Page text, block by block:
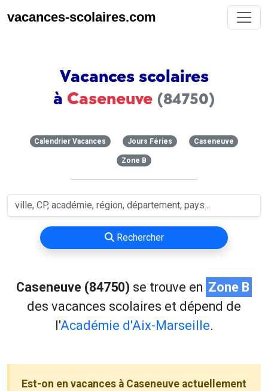
vacances-scolaires.com
Vacances scolaires
à Caseneuve (84750)
Calendrier Vacances Jours Féries Caseneuve
Zone B
Rechercher
Caseneuve (84750) se trouve en Zone B
des vacances scolaires et dépend de
l'Académie d'Aix-Marseille.
Est-on en vacances à Caseneuve actuellement